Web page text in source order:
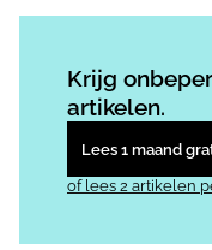
Krijg
artikelen.
Lees 1 maand
of lees 2 artikelen